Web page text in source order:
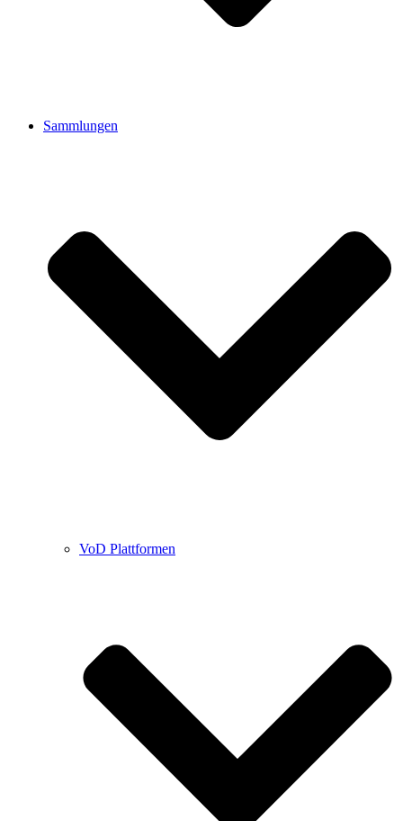
Sammlungen
VoD Plattformen